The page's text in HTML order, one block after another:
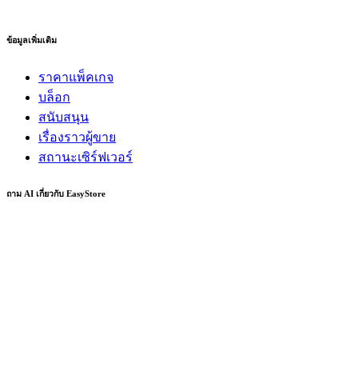
ข้อมูลเพิ่มเติม
ราคาแพ็คเกจ
บล็อก
สนับสนุน
เรื่องราวผู้ขาย
สถานะเซิร์ฟเวอร์
ถาม AI เกี่ยวกับ EasyStore